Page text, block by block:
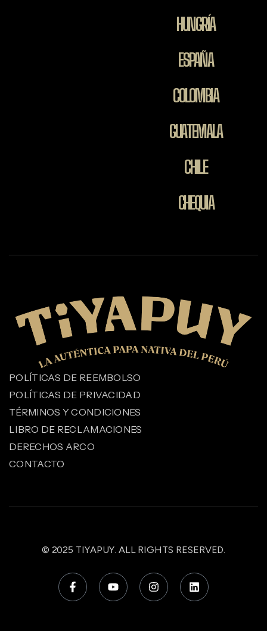
HUNGRÍA
ESPAÑA
COLOMBIA
GUATEMALA
CHILE
CHEQUIA
POLÍTICAS DE REEMBOLSO
POLÍTICAS DE PRIVACIDAD
TÉRMINOS Y CONDICIONES
LIBRO DE RECLAMACIONES
DERECHOS ARCO
CONTACTO
© 2025 TIYAPUY. ALL RIGHTS RESERVED.